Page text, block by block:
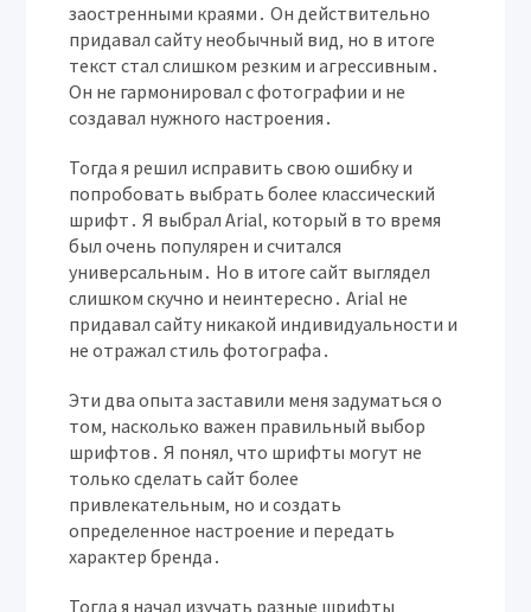
заостренными краями․ Он действительно
придавал сайту необычный вид‚ но в итоге
текст стал слишком резким и агрессивным․
Он не гармонировал с фотографии и не
создавал нужного настроения․
Тогда я решил исправить свою ошибку и
попробовать выбрать более классический
шрифт․ Я выбрал Arial‚ который в то время
был очень популярен и считался
универсальным․ Но в итоге сайт выглядел
слишком скучно и неинтересно․ Arial не
придавал сайту никакой индивидуальности и
не отражал стиль фотографа․
Эти два опыта заставили меня задуматься о
том‚ насколько важен правильный выбор
шрифтов․ Я понял‚ что шрифты могут не
только сделать сайт более
привлекательным‚ но и создать
определенное настроение и передать
характер бренда․
Тогда я начал изучать разные шрифты‚